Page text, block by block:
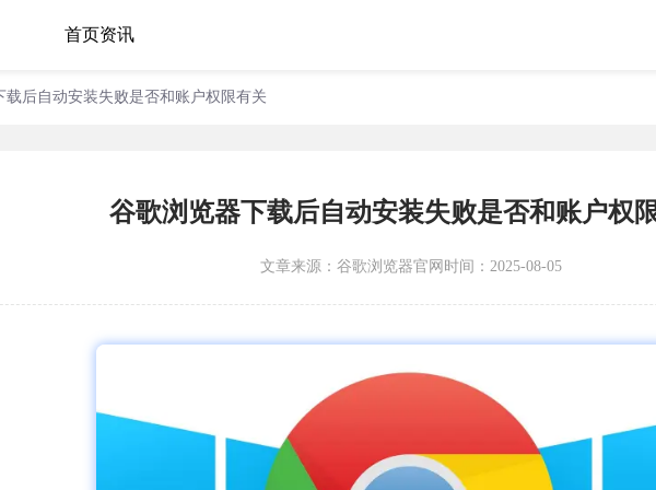
首页资讯
载后自动安装失败是否和账户权限有关
谷歌浏览器下载后自动安装失败是否和账户权
文章来源： 谷歌浏览器官网 时间：2025-08-05